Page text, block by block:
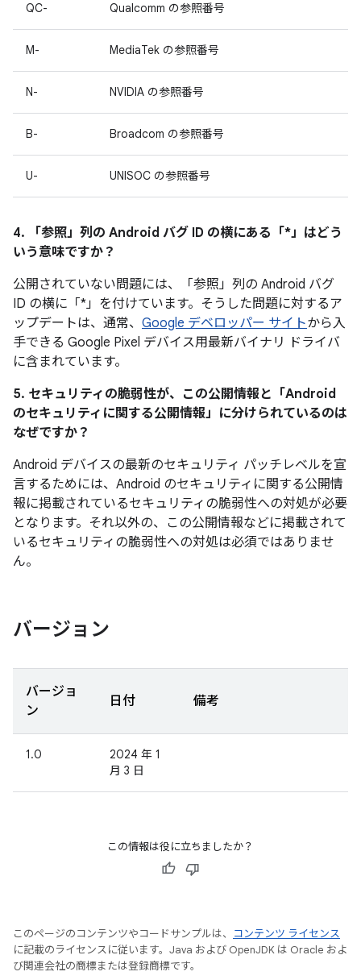
QC- Qualcomm の参照番号
M- MediaTek の参照番号
N- NVIDIA の参照番号
B- Broadcom の参照番号
U- UNISOC の参照番号
4. 「参照」 列の Android バグ ID の横にある「*」はどう
いう意味ですか？
公開されていない問題には、「参照」 列の Android バグ
ID の横に「*」を付けています。そうした問題に対するア
ップデートは、通常、 Google デベロッパー サイトから入
手できる Google Pixel デバイス用最新バイナリ ドライバ
に含まれています。
5. セキュリティの脆弱性が、この公開情報と「Android
のセキュリティに関する公開情報」に分けられているのは
なぜですか？
Android デバイスの最新のセキュリティ パッチレベルを宣
言するためには、Android のセキュリティに関する公開情
報に掲載されているセキュリティの脆弱性への対処が必要
となります。それ以外の、この公開情報などに掲載されて
いるセキュリティの脆弱性への対処は必須ではありませ
ん。
バージョン
バージョ
ン
日付 備考
1.0
2024 年 1
月 3 日
この情報は役に立ちましたか？
このページのコンテンツやコードサンプルは、
コンテンツ ライセンス
に記載のライセンスに従います。Java および OpenJDK は Oracle およ
び関連会社の商標または登録商標です。